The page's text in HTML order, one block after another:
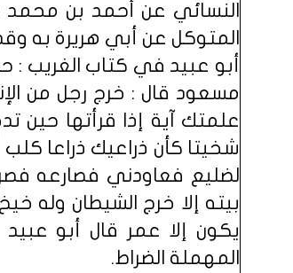
النسائي عن أحمد بن
المتوكل عن أبي هريرة به
أبو عبيد في كتاب الغريب :
مسعود قال : خرج رجل من
علمتك آية إذا قرأتها حين
شخيتا كأن ذراعيك ذراعا
لضليع فعاودني فصارعه
بيته إلا خرج الشيطان وله
يكون إلا عمر قال أبو عبيد
المهملة الضراط.